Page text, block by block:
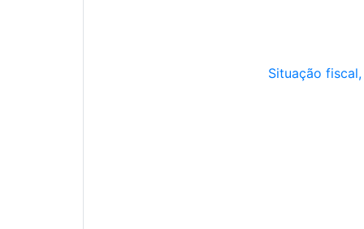
Situação